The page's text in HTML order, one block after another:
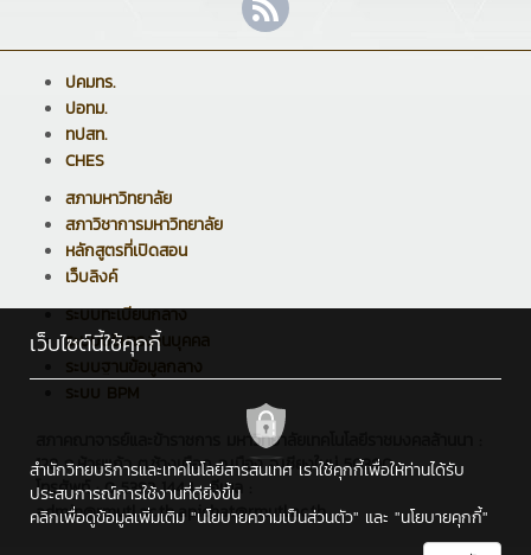
ปคมทร.
ปอทม.
ทปสท.
CHES
สภามหาวิทยาลัย
สภาวิชาการมหาวิทยาลัย
หลักสูตรที่เปิดสอน
เว็บลิงค์
ระบบทะเบียนกลาง
ระบบบริหารงานบุคคล
ระบบฐานข้อมูลกลาง
ระบบ BPM
สภาคณาจารย์และข้าราชการ มหาวิทยาลัยเทคโนโลยีราชมงคลล้านนา :
128 ถ.ห้วยแก้ว ต.ช้างเผือก อ.เมือง จ.เชียงใหม่ 50300
โทรศัพท์ : 0 5392 1444 , อีเมล :
admin@rmutl.ac.th,apichat@rmutl.ac.th
เว็บไซต์นี้ใช้คุกกี้
สำนักวิทยบริการและเทคโนโลยีสารสนเทศ เราใช้คุกกี้เพื่อให้ท่านได้รับ
ประสบการณ์การใช้งานที่ดียิ่งขึ้น
คลิกเพื่อดูข้อมูลเพิ่มเติม "นโยบายความเป็นส่วนตัว" และ "นโยบายคุกกี้"